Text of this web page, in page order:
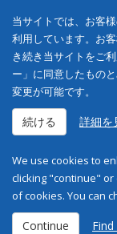
当サイトでは、お客
利用しています。お
き続き当サイトをご
ー」に同意したもの
変更が可能です。
続ける 詳細を
We use cookies to
clicking "continue"
of cookies. You can
Continue